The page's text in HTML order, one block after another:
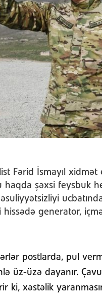
Fərid İsmayıl xidmət
haqda şəxsi feysbuk
generator,
postlarda, pul
üz-üzə dayanır.
ki, xəstəlik